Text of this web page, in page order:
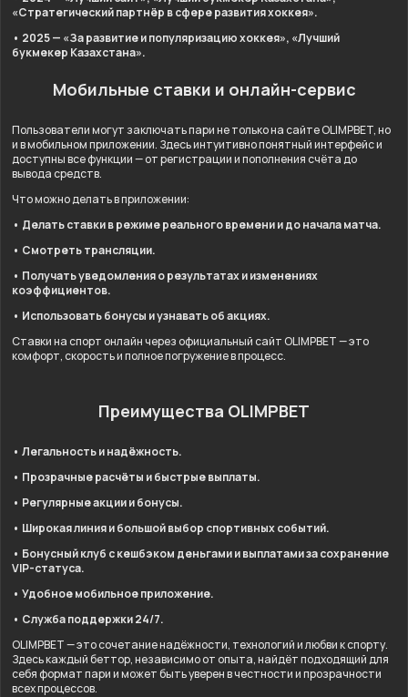
«Стратегический партнёр в сфере развития хоккея».
• 2025 — «За развитие и популяризацию хоккея», «Лучший
букмекер Казахстана».
Мобильные ставки и онлайн-сервис
Пользователи могут заключать пари не только на сайте OLIMPBET, но
и в мобильном приложении. Здесь интуитивно понятный интерфейс и
доступны все функции — от регистрации и пополнения счёта до
вывода средств.
Что можно делать в приложении:
• Делать ставки в режиме реального времени и до начала матча.
• Смотреть трансляции.
• Получать уведомления о результатах и изменениях
коэффициентов.
• Использовать бонусы и узнавать об акциях.
Ставки на спорт онлайн через официальный сайт OLIMPBET — это
комфорт, скорость и полное погружение в процесс.
Преимущества OLIMPBET
• Легальность и надёжность.
• Прозрачные расчёты и быстрые выплаты.
• Регулярные акции и бонусы.
• Широкая линия и большой выбор спортивных событий.
• Бонусный клуб с кешбэком деньгами и выплатами за сохранение
VIP-статуса.
• Удобное мобильное приложение.
• Служба поддержки 24/7.
OLIMPBET — это сочетание надёжности, технологий и любви к спорту.
Здесь каждый беттор, независимо от опыта, найдёт подходящий для
себя формат пари и может быть уверен в честности и прозрачности
всех процессов.